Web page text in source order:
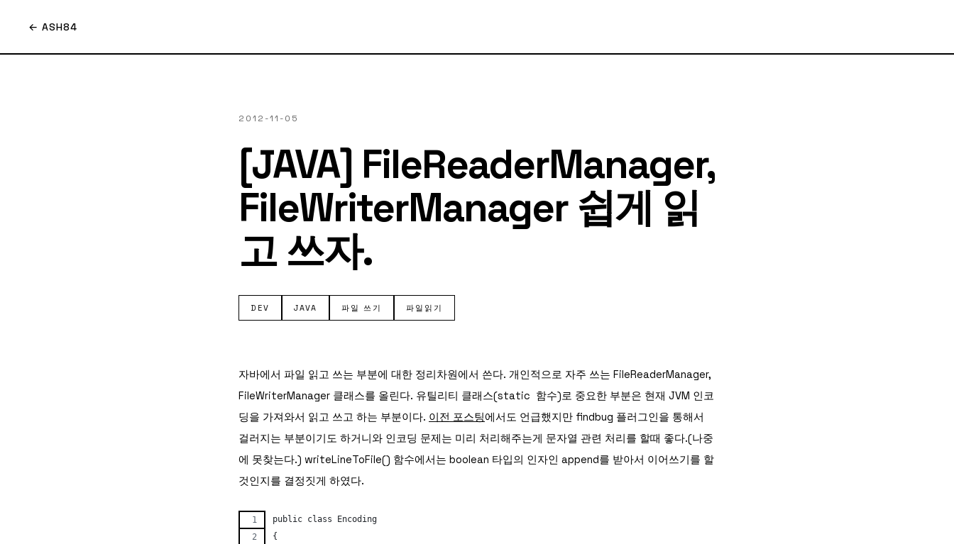
← ASH84
2012-11-05
[JAVA] FileReaderManager,
FileWriterManager 쉽게 읽
고 쓰자.
DEV JAVA 파일 쓰기 파일읽기
자바에서 파일 읽고 쓰는 부분에 대한 정리차원에서 쓴다. 개인적으로 자주 쓰는 FileReaderManager,
FileWriterManager 클래스를 올린다. 유틸리티 클래스(static 함수)로 중요한 부분은 현재 JVM 인코
딩을 가져와서 읽고 쓰고 하는 부분이다. 이전 포스팅에서도 언급했지만 findbug 플러그인을 통해서
걸러지는 부분이기도 하거니와 인코딩 문제는 미리 처리해주는게 문자열 관련 처리를 할때 좋다.(나중
에 못찾는다.) writeLineToFile() 함수에서는 boolean 타입의 인자인 append를 받아서 이어쓰기를 할
것인지를 결정짓게 하였다.
public class Encoding
{